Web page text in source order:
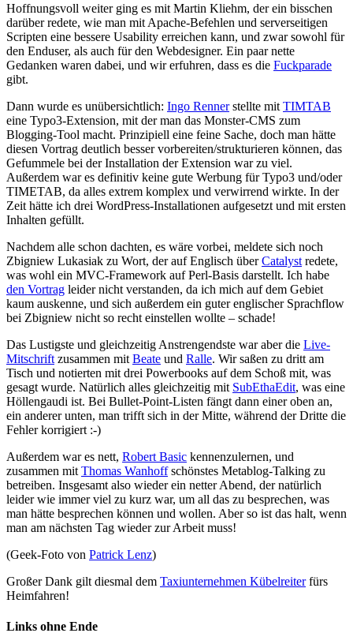
Hoffnungsvoll weiter ging es mit Martin Kliehm, der ein bisschen
darüber redete, wie man mit Apache-Befehlen und serverseitigen
Scripten eine bessere Usability erreichen kann, und zwar sowohl für
den Enduser, als auch für den Webdesigner. Ein paar nette
Gedanken waren dabei, und wir erfuhren, dass es die Fuckparade
gibt.
Dann wurde es unübersichtlich: Ingo Rennerstellte mit TIMTAB
eine Typo3-Extension, mit der man das Monster-CMS zum
Blogging-Tool macht. Prinzipiell eine feine Sache, doch man hätte
diesen Vortrag deutlich besser vorbereiten/strukturieren können, das
Gefummele bei der Installation der Extension war zu viel.
Außerdem war es definitiv keine gute Werbung für Typo3 und/oder
TIMETAB, da alles extrem komplex und verwirrend wirkte. In der
Zeit hätte ich drei WordPress-Installationen aufgesetzt und mit ersten
Inhalten gefüllt.
Nachdem alle schon dachten, es wäre vorbei, meldete sich noch
Zbigniew Lukasiak zu Wort, der auf Englisch überCatalyst redete,
was wohl ein MVC-Framework auf Perl-Basis darstellt. Ich habe
den Vortrag leider nicht verstanden, da ich mich auf dem Gebiet
kaum auskenne, und sich außerdem ein guter englischer Sprachflow
bei Zbigniew nicht so recht einstellen wollte – schade!
Das Lustigste und gleichzeitig Anstrengendste war aber die Live-
Mitschrift zusammen mit Beate und Ralle. Wir saßen zu dritt am
Tisch und notierten mit drei Powerbooks auf dem Schoß mit, was
gesagt wurde. Natürlich alles gleichzeitig mit SubEthaEdit, was eine
Höllengaudi ist. Bei Bullet-Point-Listen fängt dann einer oben an,
ein anderer unten, man trifft sich in der Mitte, während der Dritte die
Fehler korrigiert :-)
Außerdem war es nett, Robert Basic kennenzulernen, und
zusammen mit Thomas Wanhoffschönstes Metablog-Talking zu
betreiben. Insgesamt also wieder ein netter Abend, der natürlich
leider wie immer viel zu kurz war, um all das zu besprechen, was
man hätte besprechen können und wollen. Aber so ist das halt, wenn
man am nächsten Tag wieder zur Arbeit muss!
(Geek-Foto von Patrick Lenz)
Großer Dank gilt diesmal dem Taxiunternehmen Kübelreiterfürs
Heimfahren!
Links ohne Ende